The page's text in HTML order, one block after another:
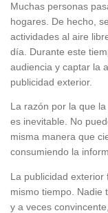
Muchas personas
hogares. De hecho,
actividades al aire
día. Durante este
audiencia y captar la
publicidad exterior.
La razón por la que
es inevitable. No
misma manera que
consumiendo la
La publicidad
mismo tiempo. Nadie
y a veces